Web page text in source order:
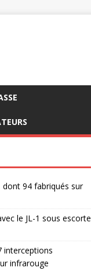
dont 94 fabriqués sur
le JL-1 sous escorte
interceptions
infrarouge